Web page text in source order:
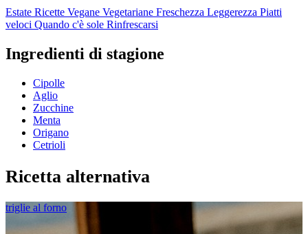
Estate Ricette Vegane Vegetariane Freschezza Leggerezza Piatti
veloci Quando c'è sole Rinfrescarsi
Ingredienti di stagione
Cipolle
Aglio
Zucchine
Menta
Origano
Cetrioli
Ricetta alternativa
triglie al forno